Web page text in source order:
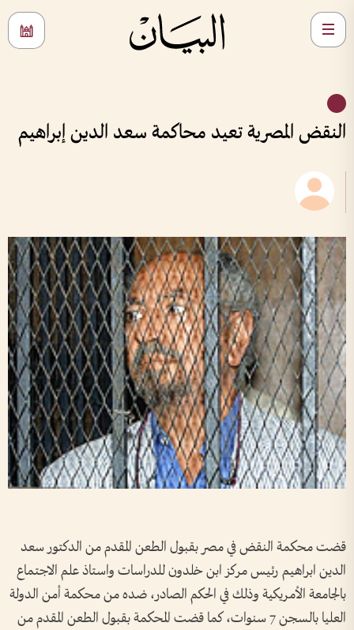
النقض المصرية تعيد محاكمة سعد الدين إبراهيم
قضت محكمة النقض في مصر بقبول الطعن المقدم من الدكتور سعد
الدين ابراهيم رئيس مركز ابن خلدون للدراسات واستاذ علم الاجتماع
بالجامعة الأمريكية وذلك في الحكم الصادر، ضده من محكمة أمن الدولة
العليا بالسجن 7 سنوات، كما قضت المحكمة بقبول الطعن المقدم من